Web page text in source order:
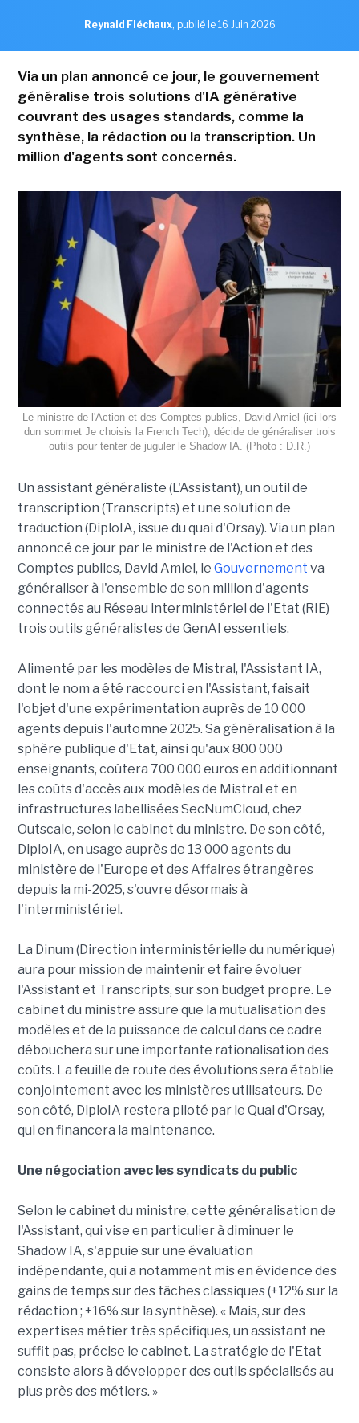
Reynald Fléchaux, publié le 16 Juin 2026
Via un plan annoncé ce jour, le gouvernement
généralise trois solutions d'IA générative
couvrant des usages standards, comme la
synthèse, la rédaction ou la transcription. Un
million d'agents sont concernés.
Le ministre de l'Action et des Comptes publics, David Amiel (ici lors
dun sommet Je choisis la French Tech), décide de généraliser trois
outils pour tenter de juguler le Shadow IA. (Photo : D.R.)
Un assistant généraliste (L'Assistant), un outil de
transcription (Transcripts) et une solution de
traduction (DiploIA, issue du quai d'Orsay). Via un plan
annoncé ce jour par le ministre de l'Action et des
Comptes publics, David Amiel, le Gouvernement va
généraliser à l'ensemble de son million d'agents
connectés au Réseau interministériel de l'Etat (RIE)
trois outils généralistes de GenAI essentiels.
Alimenté par les modèles de Mistral, l'Assistant IA,
dont le nom a été raccourci en l'Assistant, faisait
l'objet d'une expérimentation auprès de 10 000
agents depuis l'automne 2025. Sa généralisation à la
sphère publique d'Etat, ainsi qu'aux 800 000
enseignants, coûtera 700 000 euros en additionnant
les coûts d'accès aux modèles de Mistral et en
infrastructures labellisées SecNumCloud, chez
Outscale, selon le cabinet du ministre. De son côté,
DiploIA, en usage auprès de 13 000 agents du
ministère de l'Europe et des Affaires étrangères
depuis la mi-2025, s'ouvre désormais à
l'interministériel.
La Dinum (Direction interministérielle du numérique)
aura pour mission de maintenir et faire évoluer
l'Assistant et Transcripts, sur son budget propre. Le
cabinet du ministre assure que la mutualisation des
modèles et de la puissance de calcul dans ce cadre
débouchera sur une importante rationalisation des
coûts. La feuille de route des évolutions sera établie
conjointement avec les ministères utilisateurs. De
son côté, DiploIA restera piloté par le Quai d'Orsay,
qui en financera la maintenance.
Une négociation avec les syndicats du public
Selon le cabinet du ministre, cette généralisation de
l'Assistant, qui vise en particulier à diminuer le
Shadow IA, s'appuie sur une évaluation
indépendante, qui a notamment mis en évidence des
gains de temps sur des tâches classiques (+12% sur la
rédaction ; +16% sur la synthèse). « Mais, sur des
expertises métier très spécifiques, un assistant ne
suffit pas, précise le cabinet. La stratégie de l'Etat
consiste alors à développer des outils spécialisés au
plus près des métiers. »